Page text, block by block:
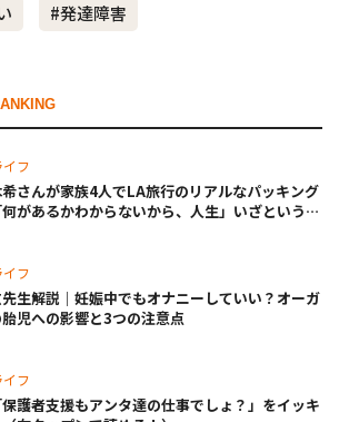
#発達障害
イフ
さんが家族4人でLA旅行のリアルなパッキング
があるかわからないから、人生」いざというと
イフ
生解説｜妊娠中でもオナニーしていい？オーガ
児への影響と3つの注意点
イフ
護者支援もアンタ達の仕事でしょ？」をイッキ